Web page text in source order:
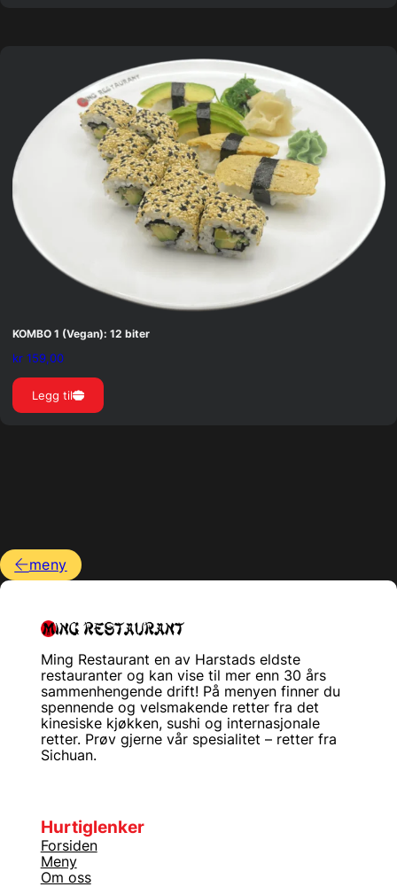
KOMBO 1 (Vegan): 12 biter
kr159,00
Legg til
meny
Ming Restaurant en av Harstads eldste
restauranter og kan vise til mer enn 30 års
sammenhengende drift! På menyen finner du
spennende og velsmakende retter fra det
kinesiske kjøkken, sushi og internasjonale
retter. Prøv gjerne vår spesialitet – retter fra
Sichuan.
Hurtiglenker
Forsiden
Meny
Om oss